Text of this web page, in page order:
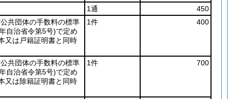
1通
450
共団体の手数料の標準
自治省令第5号)で定め
又は戸籍証明書と同時
1件 400
共団体の手数料の標準
自治省令第5号)で定め
又は除籍証明書と同時
1件 700